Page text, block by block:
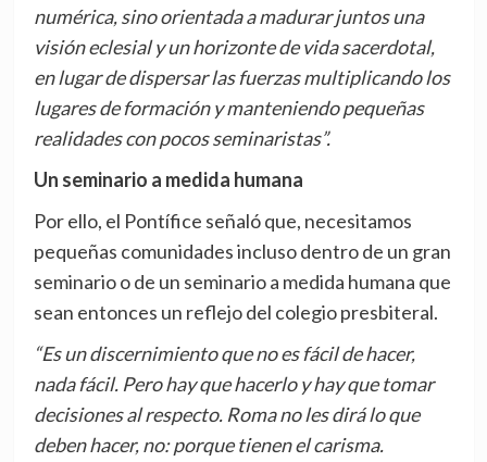
numérica, sino orientada a madurar juntos una
visión eclesial y un horizonte de vida sacerdotal,
en lugar de dispersar las fuerzas multiplicando los
lugares de formación y manteniendo pequeñas
realidades con pocos seminaristas”.
Un seminario a medida humana
Por ello, el Pontífice señaló que, necesitamos
pequeñas comunidades incluso dentro de un gran
seminario o de un seminario a medida humana que
sean entonces un reflejo del colegio presbiteral.
“Es un discernimiento que no es fácil de hacer,
nada fácil. Pero hay que hacerlo y hay que tomar
decisiones al respecto. Roma no les dirá lo que
deben hacer, no: porque tienen el carisma.